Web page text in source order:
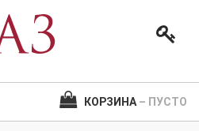
КОРЗИНА – ПУСТО